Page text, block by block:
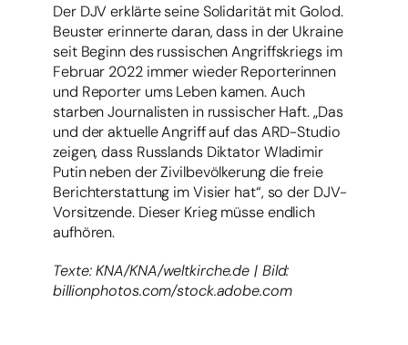
Der DJV erklärte seine Solidarität mit Golod.
Beuster erinnerte daran, dass in der Ukraine
seit Beginn des russischen Angriffskriegs im
Februar 2022 immer wieder Reporterinnen
und Reporter ums Leben kamen. Auch
starben Journalisten in russischer Haft. „Das
und der aktuelle Angriff auf das ARD-Studio
zeigen, dass Russlands Diktator Wladimir
Putin neben der Zivilbevölkerung die freie
Berichterstattung im Visier hat“, so der DJV-
Vorsitzende. Dieser Krieg müsse endlich
aufhören.
Texte: KNA/KNA/weltkirche.de | Bild:
billionphotos.com/stock.adobe.com